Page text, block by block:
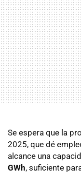
Se espera que la
2025, que dé
alcance una
GWh, suficiente